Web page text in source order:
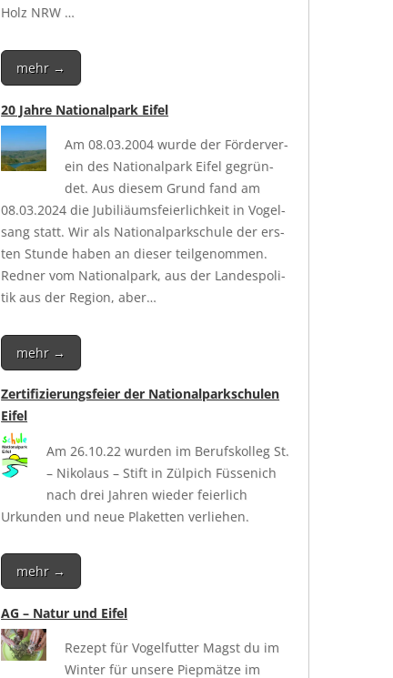
Holz NRW …
mehr →
20 Jahre Nationalpark Eifel
Am 08.03.2004 wur­de der För­der­ver­
ein des Natio­nal­park Eifel gegrün­
det. Aus die­sem Grund fand am
08.03.2024 die Jubi­liäums­fei­er­lich­keit in Vogel­
sang statt. Wir als Natio­nal­park­schu­le der ers­
ten Stun­de haben an die­ser teil­ge­nom­men.
Red­ner vom Natio­nal­park, aus der Lan­des­po­li­
tik aus der Regi­on, aber…
mehr →
Zertifizierungsfeier der Nationalparkschulen
Eifel
Am 26.10.22 wur­den im Berufs­kol­leg St.
– Niko­laus – Stift in Zül­pich Füs­se­nich
nach drei Jah­ren wie­der fei­er­lich
Urkun­den und neue Pla­ket­ten verliehen.
mehr →
AG – Natur und Eifel
Rezept für Vogel­fut­ter Magst du im
Win­ter für unse­re Piep­mät­ze im